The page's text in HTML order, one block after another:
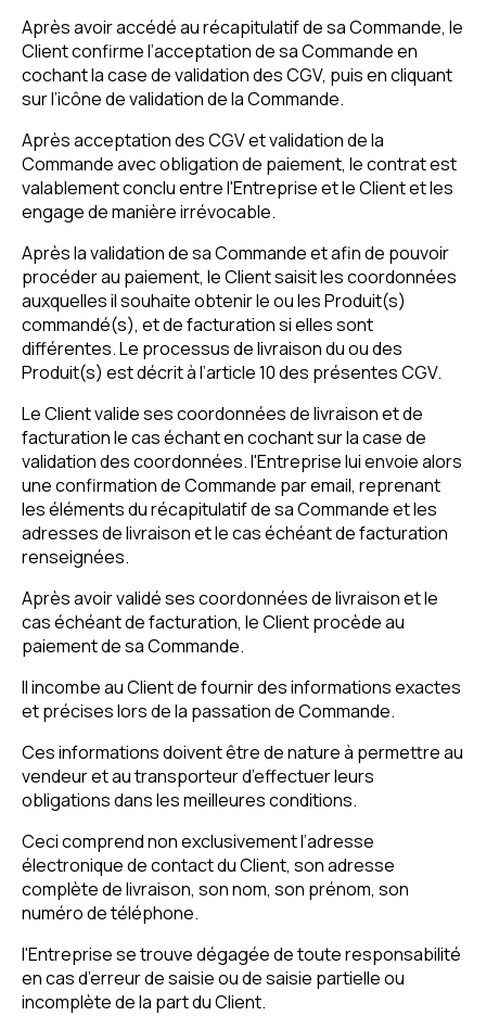
Après avoir accédé au récapitulatif de sa Commande, le
Client confirme l’acceptation de sa Commande en
cochant la case de validation des CGV, puis en cliquant
sur l’icône de validation de la Commande.
Après acceptation des CGV et validation de la
Commande avec obligation de paiement, le contrat est
valablement conclu entre l'Entreprise et le Client et les
engage de manière irrévocable.
Après la validation de sa Commande et afin de pouvoir
procéder au paiement, le Client saisit les coordonnées
auxquelles il souhaite obtenir le ou les Produit(s)
commandé(s), et de facturation si elles sont
différentes. Le processus de livraison du ou des
Produit(s) est décrit à l’article 10 des présentes CGV.
Le Client valide ses coordonnées de livraison et de
facturation le cas échant en cochant sur la case de
validation des coordonnées. l'Entreprise lui envoie alors
une confirmation de Commande par email, reprenant
les éléments du récapitulatif de sa Commande et les
adresses de livraison et le cas échéant de facturation
renseignées.
Après avoir validé ses coordonnées de livraison et le
cas échéant de facturation, le Client procède au
paiement de sa Commande.
Il incombe au Client de fournir des informations exactes
et précises lors de la passation de Commande.
Ces informations doivent être de nature à permettre au
vendeur et au transporteur d’effectuer leurs
obligations dans les meilleures conditions.
Ceci comprend non exclusivement l’adresse
électronique de contact du Client, son adresse
complète de livraison, son nom, son prénom, son
numéro de téléphone.
l'Entreprise se trouve dégagée de toute responsabilité
en cas d’erreur de saisie ou de saisie partielle ou
incomplète de la part du Client.